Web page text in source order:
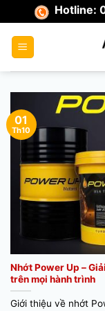
to
content
Hotline:
Nhớt Power Up –
trên mọi hành trình
Giới thiệu về nhớt
01
Th10